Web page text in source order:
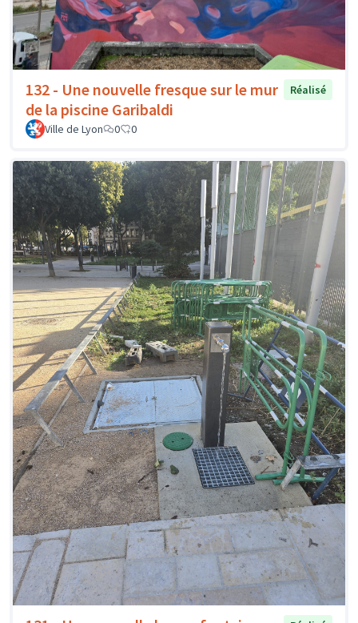
132 - Une nouvelle fresque sur le mur
de la piscine Garibaldi
Réalisé
Ville de Lyon 0 0